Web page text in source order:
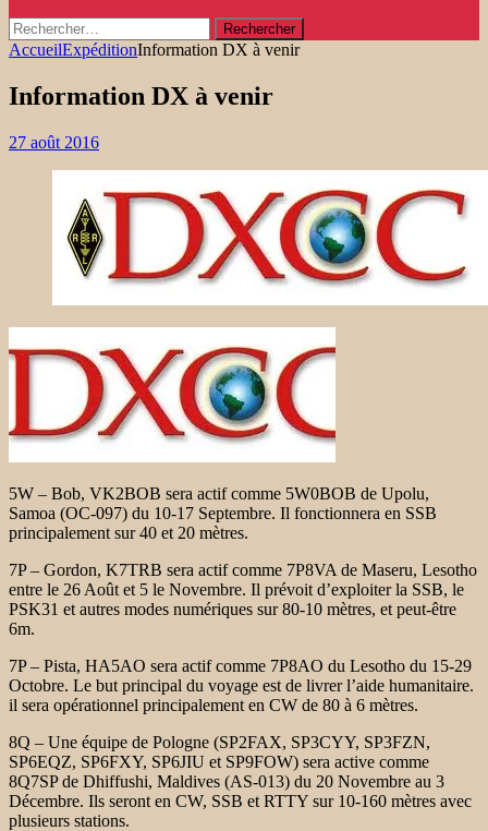
Rechercher :
AccueilExpéditionInformation DX à venir
Information DX à venir
27 août 2016
5W – Bob, VK2BOB sera actif comme 5W0BOB de Upolu,
Samoa (OC-097) du 10-17 Septembre. Il fonctionnera en SSB
principalement sur 40 et 20 mètres.
7P – Gordon, K7TRB sera actif comme 7P8VA de Maseru, Lesotho
entre le 26 Août et 5 le Novembre. Il prévoit d’exploiter la SSB, le
PSK31 et autres modes numériques sur 80-10 mètres, et peut-être
6m.
7P – Pista, HA5AO sera actif comme 7P8AO du Lesotho du 15-29
Octobre. Le but principal du voyage est de livrer l’aide humanitaire.
il sera opérationnel principalement en CW de 80 à 6 mètres.
8Q – Une équipe de Pologne (SP2FAX, SP3CYY, SP3FZN,
SP6EQZ, SP6FXY, SP6JIU et SP9FOW) sera active comme
8Q7SP de Dhiffushi, Maldives (AS-013) du 20 Novembre au 3
Décembre. Ils seront en CW, SSB et RTTY sur 10-160 mètres avec
plusieurs stations.